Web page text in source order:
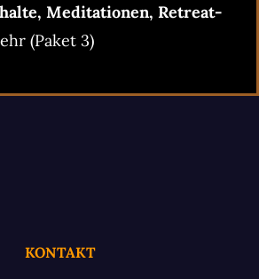
Meditationen, Retreat-
(Paket 3)
KONTAKT